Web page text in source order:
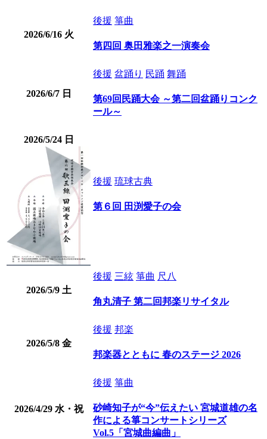
2026/6/16 火
後援 箏曲
第四回 奥田雅楽之一演奏会
2026/6/7 日
後援 盆踊り 民踊 舞踊
第69回民踊大会 ～第二回盆踊りコンク
ール～
2026/5/24 日
後援 琉球古典
第６回 田渕愛子の会
2026/5/9 土
後援 三絃 箏曲 尺八
角丸清子 第二回邦楽リサイタル
2026/5/8 金
後援 邦楽
邦楽器とともに 春のステージ 2026
2026/4/29 水・祝
後援 箏曲
砂崎知子が“今”伝えたい 宮城道雄の名
作による箏コンサートシリーズ
Vol.5「宮城曲編曲」